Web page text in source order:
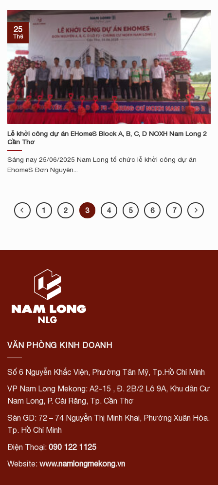
Lễ khởi công dự án EHomeS Block A, B, C, D NOXH Nam Long 2
Cần Thơ
Sáng nay 25/06/2025 Nam Long tổ chức lễ khởi công dự án
EhomeS Đơn Nguyên...
25
Th6
1 2 3 4 5 6 7
VĂN PHÒNG KINH DOANH
Số 6 Nguyễn Khắc Viện, Phường Tân Mỹ, Tp.Hồ Chí Minh
VP Nam Long Mekong: A2-15 , Đ. 2B/2 Lô 9A, Khu dân Cư
Nam Long, P. Cái Răng, Tp. Cần Thơ
Sàn GD: 72 – 74 Nguyễn Thị Minh Khai, Phường Xuân Hòa.
Tp. Hồ Chí Minh
Điện Thoại: 090 122 1125
Website: www.namlongmekong.vn